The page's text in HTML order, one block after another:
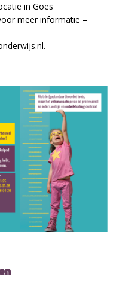
in Goes
meer informatie –